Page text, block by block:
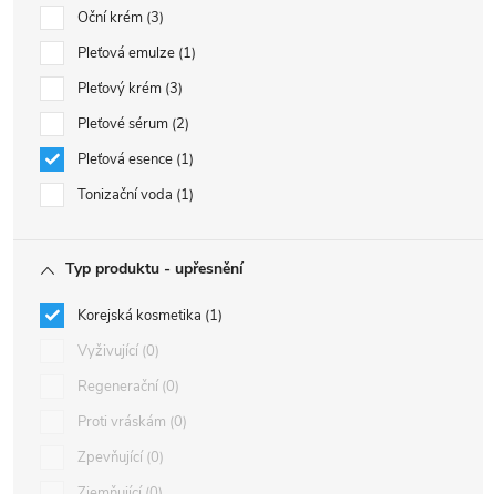
Oční krém 3
Pleťová emulze 1
Pleťový krém 3
Pleťové sérum 2
Pleťová esence 1
Tonizační voda 1
Typ produktu - upřesnění
Korejská kosmetika 1
Vyživující 0
Regenerační 0
Proti vráskám 0
Zpevňující 0